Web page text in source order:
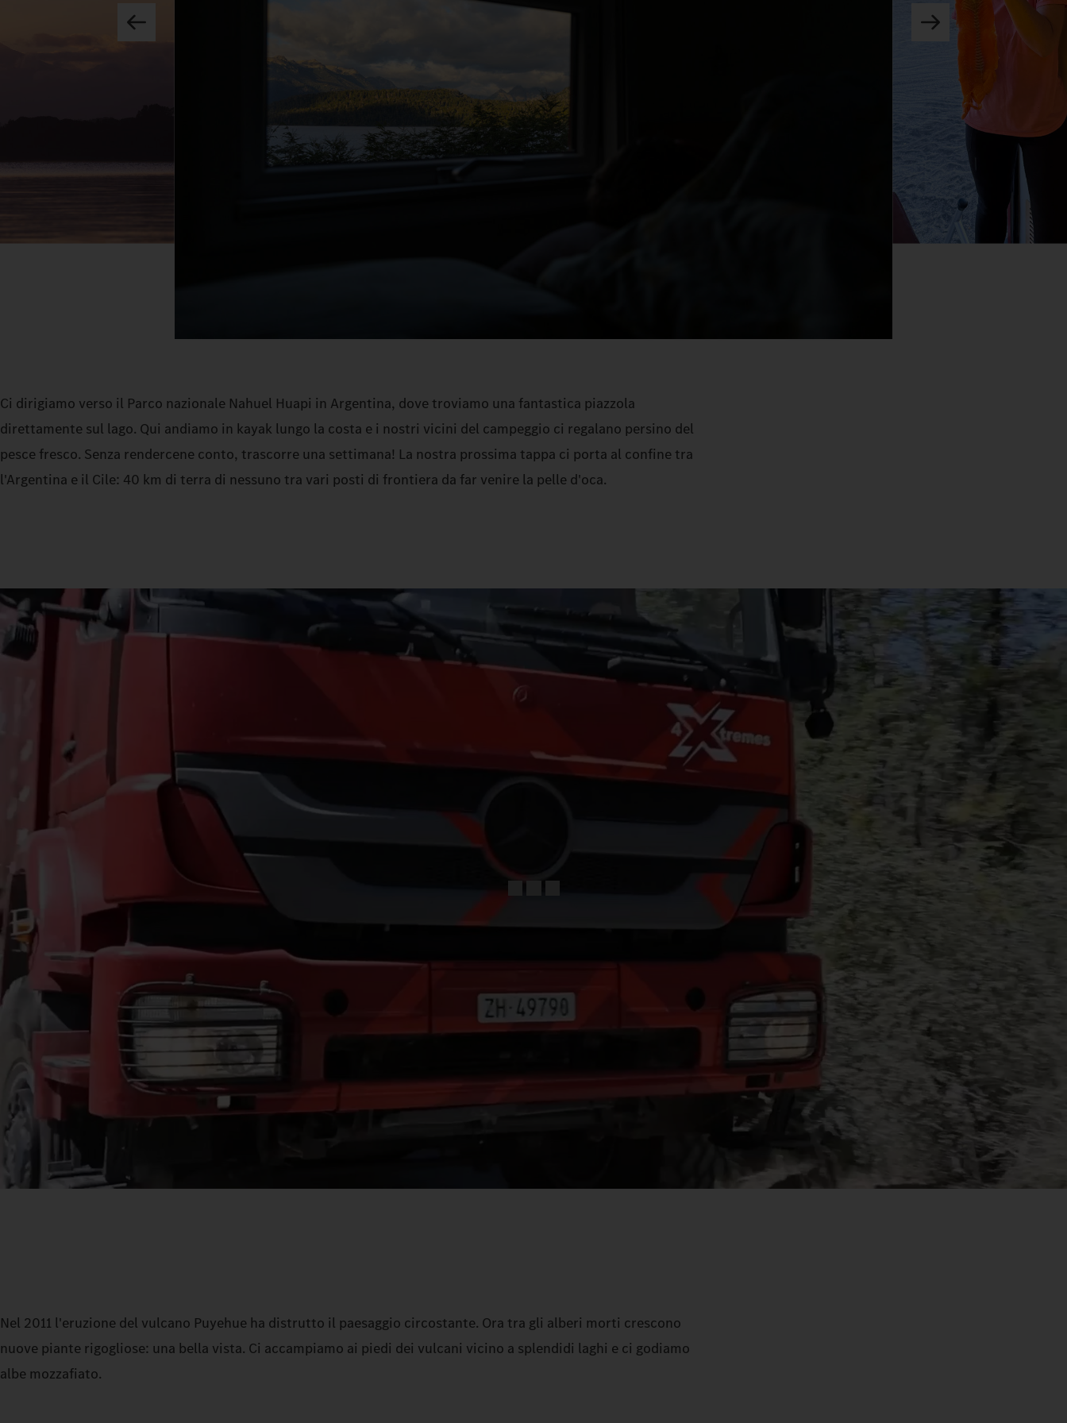
Ci dirigiamo verso il Parco nazionale Nahuel Huapi in Argentina, dove troviamo una fantastica piazzola
direttamente sul lago. Qui andiamo in kayak lungo la costa e i nostri vicini del campeggio ci regalano persino del
pesce fresco. Senza rendercene conto, trascorre una settimana! La nostra prossima tappa ci porta al confine tra
l'Argentina e il Cile: 40 km di terra di nessuno tra vari posti di frontiera da far venire la pelle d'oca.
Nel 2011 l'eruzione del vulcano Puyehue ha distrutto il paesaggio circostante. Ora tra gli alberi morti crescono
nuove piante rigogliose: una bella vista. Ci accampiamo ai piedi dei vulcani vicino a splendidi laghi e ci godiamo
albe mozzafiato.